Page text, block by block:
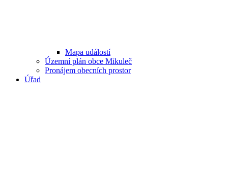
Mapa událostí
Územní plán obce Mikuleč
Pronájem obecních prostor
Úřad